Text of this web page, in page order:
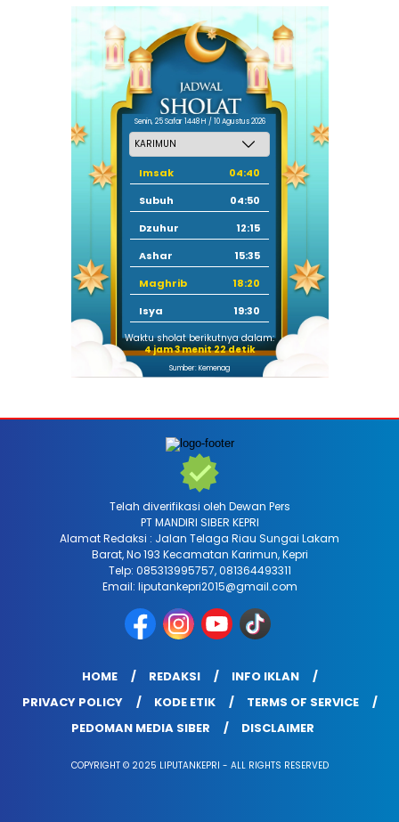
Senin, 25 Safar 1448 H / 10 Agustus 2026
Imsak
04:40
Subuh
04:50
Dzuhur
12:15
Ashar
15:35
Maghrib
18:20
Isya
19:30
Waktu sholat berikutnya dalam:
4 jam 3 menit 20 detik
Sumber: Kemenag
Telah diverifikasi oleh Dewan Pers
PT MANDIRI SIBER KEPRI
Alamat Redaksi : Jalan Telaga Riau Sungai Lakam
Barat, No 193 Kecamatan Karimun, Kepri
Telp: 085313995757, 081364493311
Email: liputankepri2015@gmail.com
HOME REDAKSI
INFO IKLAN
PRIVACY POLICY
KODE ETIK
TERMS OF SERVICE
PEDOMAN MEDIA SIBER
DISCLAIMER
COPYRIGHT © 2025 LIPUTANKEPRI - ALL RIGHTS RESERVED